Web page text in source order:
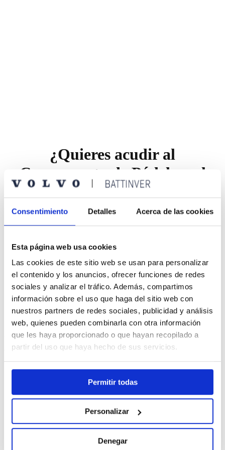
Consentimiento Detalles Acerca de las cookies
Esta página web usa cookies
Las cookies de este sitio web se usan para personalizar
el contenido y los anuncios, ofrecer funciones de redes
sociales y analizar el tráfico. Además, compartimos
información sobre el uso que haga del sitio web con
nuestros partners de redes sociales, publicidad y análisis
web, quienes pueden combinarla con otra información
que les haya proporcionado o que hayan recopilado a
partir del uso que haya hecho de sus servicios.
Permitir todas
Personalizar
Denegar
¿Quieres acudir al
Campeonato de Pádel en el
Club David Lloyd Aravaca?
Campeonato de Pádel
celebrará los días29, 30 y 31 de mayo
Completa el formulario y obtén tu entrada doble.
ASIGNAREMOS 4 ENTRADAS DOBLES A LOS 4
PRIMEROS CLIENTES QUE SE APUNTEN.
¿Te interesa?
Completa estos datos para apuntarte.
¿Dónde nos encontramos?